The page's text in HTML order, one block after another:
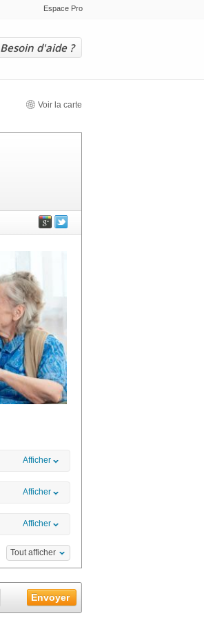
Espace Pro
Besoin d'aide ?
Voir la carte
Afficher
Afficher
Afficher
Tout afficher